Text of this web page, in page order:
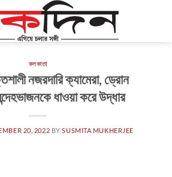
কলকাতা
নজরদারি ক্যামেরা, ড্রোন
ধাওয়া করে উদ্ধার
20, 2022 BYSUSMITA MUKHERJEE